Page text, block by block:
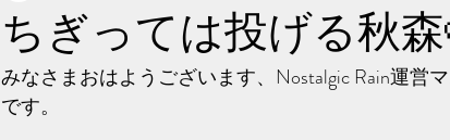
ちぎっては投げる秋
みなさまおはようございます、Nostalgic Rain運営
です。